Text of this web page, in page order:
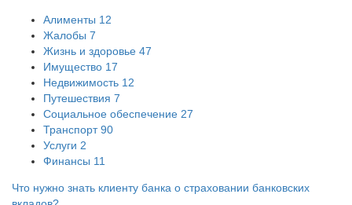
Алименты 12
Жалобы 7
Жизнь и здоровье 47
Имущество 17
Недвижимость 12
Путешествия 7
Социальное обеспечение 27
Транспорт90
Услуги 2
Финансы 11
Что нужно знать клиенту банка о страховании банковских